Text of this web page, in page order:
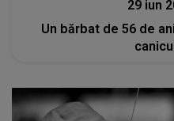
29 iun
Un bărbat de 56 de